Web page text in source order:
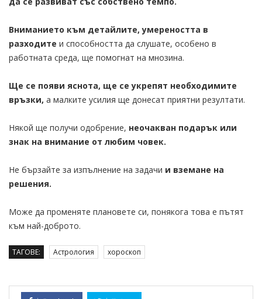
Вниманието към детайлите, умереността в
разходите и способността да слушате, особено в
работната среда, ще помогнат на мнозина.
Ще се появи яснота, ще се укрепят необходимите
връзки, а малките усилия ще донесат приятни резултати.
Някой ще получи одобрение, неочакван подарък или
знак на внимание от любим човек.
Не бързайте за изпълнение на задачи и вземане на
решения.
Може да променяте плановете си, понякога това е пътят
към най-доброто.
ТАГОВЕ: Астрология хороскоп